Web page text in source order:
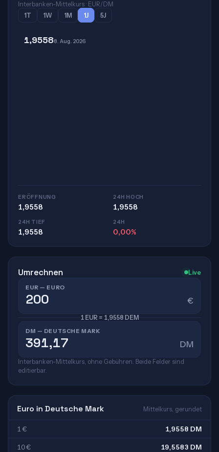
Interbanken-Mittelkurs · EUR/DM
1T
1W 1M 1J 5J
1,95588. Aug. 2026
ERÖFFNUNG
1,9558
24H HOCH
1,9558
24H TIEF
1,9558
24H
0,00%
Umrechnen Live
EUR — EURO
€
1 EUR = 1,9558 DEM
DM — DEUTSCHE MARK
DM
Interbanken-Mittelkurs, ohne Gebühren. Beide Felder sind
editierbar.
Euro in Deutsche Mark Mittelkurs, gerundet
1 € 1,9558 DM
10 € 19,5583 DM